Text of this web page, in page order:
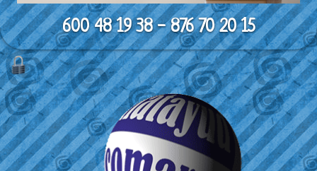
600 48 19 38 - 876 70 20 15